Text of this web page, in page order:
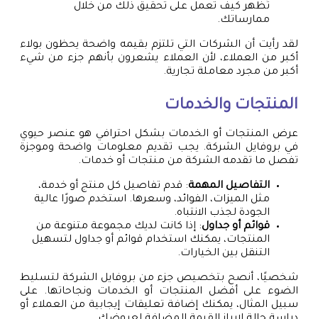
تُظهر كيف تعمل على تحقيق ذلك من خلال
ممارساتك.
لقد رأيت أن الشركات التي تلتزم بقيمه واضحة يحظون بولاء
أكبر من العملاء، لأن العملاء يشعرون بأنهم جزء من شيء
أكبر من مجرد معاملة تجارية.
المنتجات والخدمات
عرض المنتجات أو الخدمات بشكل احترافي هو عنصر حيوي
في بروفايل الشركة. يجب تقديم معلومات واضحة وموجزة
تفصل ما تقدمه الشركة من منتجات أو خدمات.
التفاصيل المهمة: قدم تفاصيل كل منتج أو خدمة،
مثل الميزات، الفوائد، وسعرها. استخدم صورًا عالية
الجودة لجذب الانتباه.
قوائم أو جداول: إذا كانت لديك مجموعة متنوعة من
المنتجات، يمكنك استخدام قوائم أو جداول لتسهيل
التنقل بين الخيارات.
شخصيًا، أنصح بتخصيص جزء من بروفايل الشركة لتسليط
الضوء على أفضل المنتجات أو الخدمات ونجاحاتها. على
سبيل المثال، يمكنك إضافة تعليقات إيجابية من العملاء أو